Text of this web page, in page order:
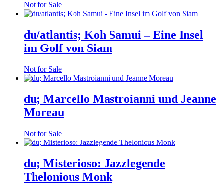
Not for Sale
du/atlantis; Koh Samui – Eine Insel
im Golf von Siam
Not for Sale
du; Marcello Mastroianni und Jeanne
Moreau
Not for Sale
du; Misterioso: Jazzlegende
Thelonious Monk